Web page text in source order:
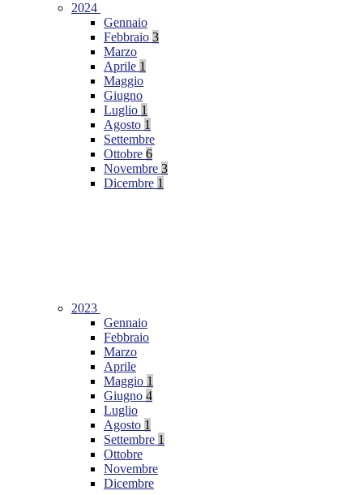
2024
Gennaio
Febbraio 3
Marzo
Aprile 1
Maggio
Giugno
Luglio 1
Agosto 1
Settembre
Ottobre 6
Novembre 3
Dicembre 1
2023
Gennaio
Febbraio
Marzo
Aprile
Maggio 1
Giugno 4
Luglio
Agosto 1
Settembre 1
Ottobre
Novembre
Dicembre